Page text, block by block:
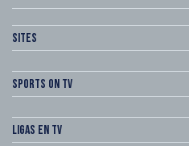
Sites
Sports on TV
Ligas en TV